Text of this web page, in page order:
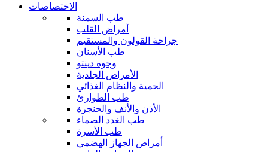
الاختصاصات
طب السمنة
أمراض القلب
جراحة القولون والمستقيم
طب الأسنان
وجوه دينتو
الأمراض الجلدية
الحمية والنظام الغذائي
طب الطوارئ
الأذن والأنف والحنجرة
طب الغدد الصماء
طب الأسرة
أمراض الجهاز الهضمي